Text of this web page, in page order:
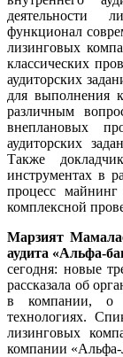
деятельности
функционал
лизинговых
классических
аудиторских
для выполнения
различным
внеплановых
аудиторских
Также
инструментах в
процесс
комплексной
Марзият
аудита «Альфа-
сегодня: новые
рассказала об
в компании, о
технологиях.
лизинговых
компании